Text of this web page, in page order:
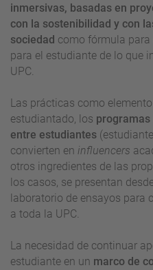
inmersivas, basadas en
con la sostenibilidad y con
sociedad como fórmula
para el estudiante de lo que
UPC.
Las prácticas como
estudiantado, los
entre estudiantes
convierten en influencers
otros ingredientes de las
los casos, se presentan
laboratorio de ensayos para
a toda la UPC.
La necesidad de continuar
estudiante en un marco de